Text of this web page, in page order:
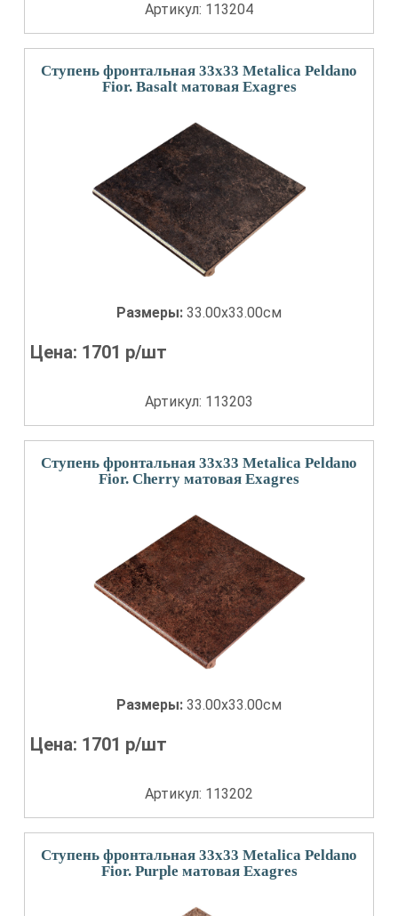
Артикул: 113204
Ступень фронтальная 33x33 Metalica Peldano
Fior. Basalt матовая Exagres
Размеры: 33.00x33.00см
Цена: 1701 р/шт
Артикул: 113203
Ступень фронтальная 33x33 Metalica Peldano
Fior. Cherry матовая Exagres
Размеры: 33.00x33.00см
Цена: 1701 р/шт
Артикул: 113202
Ступень фронтальная 33x33 Metalica Peldano
Fior. Purple матовая Exagres